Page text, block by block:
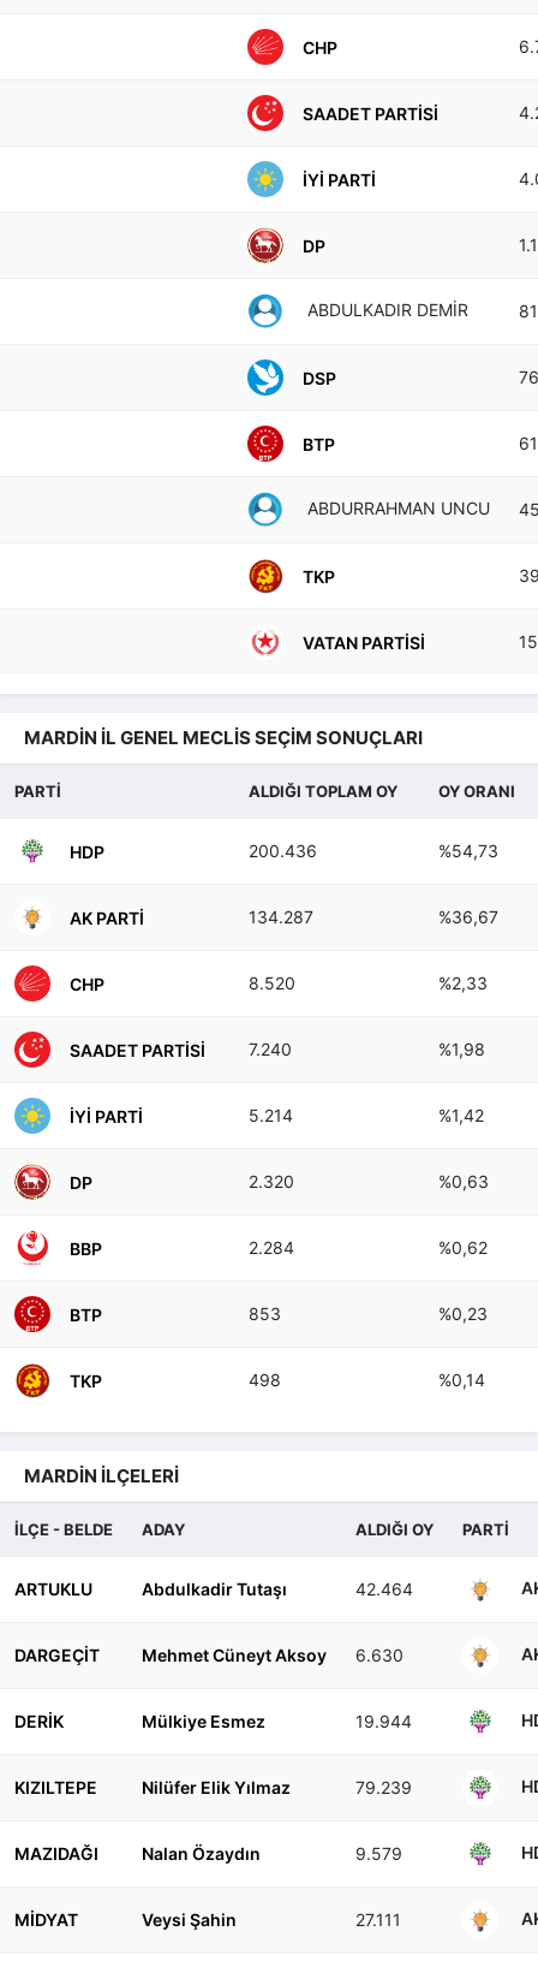
CHP
SAADET PARTISI
İYI PARTI
DP
ABDULKADIR DEMİR
DSP
BTP
ABDURRAHMAN UNCU
TKP
VATAN PARTISI
MARDİN İL GENEL MECLİS SEÇİM SONUÇLARI
PARTİ ALDIĞI TOPLAM OY OY ORANI
HDP 200.436 %54,73
AK PARTI 134.287 %36,67
CHP 8.520 %2,33
SAADET PARTISI 7.240 %1,98
İYI PARTI 5.214 %1,42
DP 2.320 %0,63
BBP 2.284 %0,62
BTP 853 %0,23
TKP 498 %0,14
MARDİN İLÇELERİ
İLÇE - BELDE ADAY ALDIĞI OY PARTİ
ARTUKLU Abdulkadir Tutaşı 42.464
DARGEÇİT Mehmet Cüneyt Aksoy 6.630
DERİK Mülkiye Esmez 19.944
KIZILTEPE Nilüfer Elik Yılmaz 79.239
MAZIDAĞI Nalan Özaydın 9.579
MİDYAT Veysi Şahin 27.111